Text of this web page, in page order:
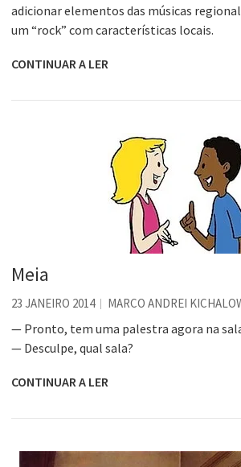
adicionar elementos das músicas
um “rock” com características locais.
CONTINUAR A LER
Meia
23 JANEIRO 2014 MARCO ANDREI
— Pronto, tem uma palestra agora na
— Desculpe, qual sala?
CONTINUAR A LER